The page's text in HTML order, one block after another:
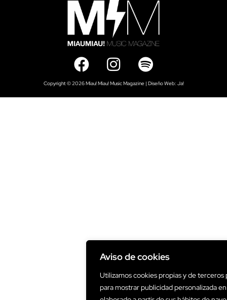
Aviso de cookies
Utilizamos cookies propias y de terceros
para mostrar publicidad personalizada
Copyright © 2026 Miau! Miau! Music Magazine | Diseño Web: Ja!